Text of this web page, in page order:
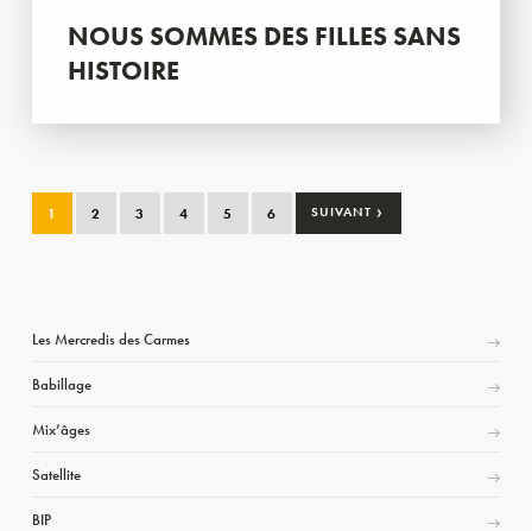
NOUS SOMMES DES FILLES SANS
HISTOIRE
1 2 3 4 5 6 SUIVANT ›
Les Mercredis des Carmes
Babillage
Mix’âges
Satellite
BIP